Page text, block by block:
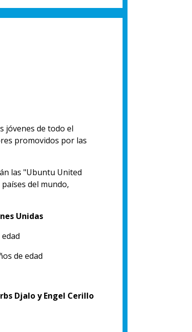
jóvenes de todo el
promovidos por las
las "Ubuntu United
del mundo,
Unidas
de edad
Djalo y Engel Cerillo